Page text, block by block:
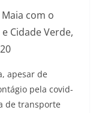
com o
Cidade Verde,
apesar de
pela covid-
de transporte